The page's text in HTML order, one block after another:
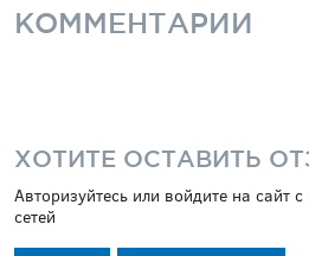
КОММЕНТАРИИ
ХОТИТЕ ОСТАВИТЬ
Авторизуйтесь или войдите на сайт
сетей